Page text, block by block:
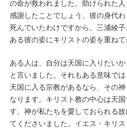
の命が救われました。助けられた
感謝したことでしょう。彼の身代
死んでいたわけですから。三浦綾
ある彼の姿にキリストの姿を重ねて
ある人は、自分は天国に入りたい
と言いました。それもある意味で
天国に入る宗教があるなら、その
なります。キリスト教の中心は天
す。神が私たちを愛しておられる
てくださいました。イエス・キリ